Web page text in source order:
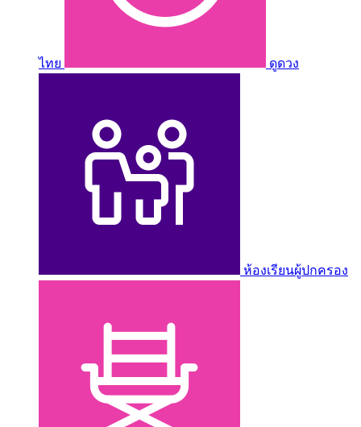
ไทย ดูดวง
ห้องเรียนผู้ปกครอง